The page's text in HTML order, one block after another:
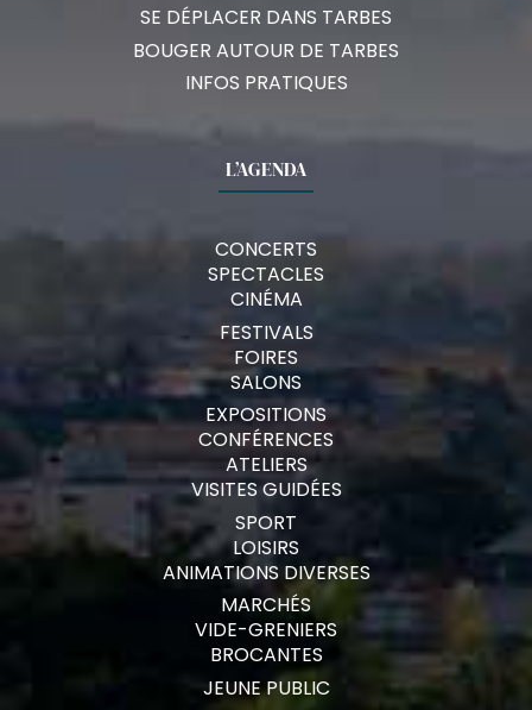
SE DÉPLACER DANS TARBES
BOUGER AUTOUR DE TARBES
INFOS PRATIQUES
L’AGENDA
CONCERTS
SPECTACLES
CINÉMA
FESTIVALS
FOIRES
SALONS
EXPOSITIONS
CONFÉRENCES
ATELIERS
VISITES GUIDÉES
SPORT
LOISIRS
ANIMATIONS DIVERSES
MARCHÉS
VIDE-GRENIERS
BROCANTES
JEUNE PUBLIC